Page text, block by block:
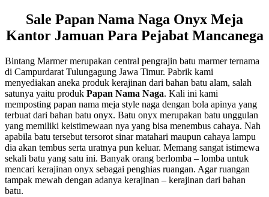
Sale Papan Nama Naga Onyx Meja
Kantor Jamuan Para Pejabat Mancanega
Bintang Marmer merupakan central pengrajin batu marmer ternama
di Campurdarat Tulungagung Jawa Timur. Pabrik kami
menyediakan aneka produk kerajinan dari bahan batu alam, salah
satunya yaitu produk Papan Nama Naga. Kali ini kami
memposting papan nama meja style naga dengan bola apinya yang
terbuat dari bahan batu onyx. Batu onyx merupakan batu unggulan
yang memiliki keistimewaan nya yang bisa menembus cahaya. Nah
apabila batu tersebut tersorot sinar matahari maupun cahaya lampu
dia akan tembus serta uratnya pun keluar. Memang sangat istimewa
sekali batu yang satu ini. Banyak orang berlomba – lomba untuk
mencari kerajinan onyx sebagai penghias ruangan. Agar ruangan
tampak mewah dengan adanya kerajinan – kerajinan dari bahan
batu.